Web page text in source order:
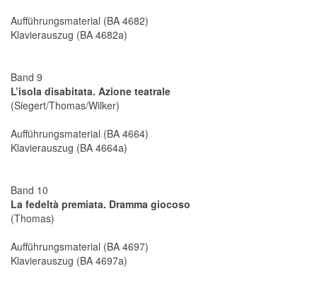
Aufführungsmaterial (BA 4682)
Klavierauszug (BA 4682a)
Band 9
L’isola disabitata. Azione teatrale
(Siegert/Thomas/Wilker)
Aufführungsmaterial (BA 4664)
Klavierauszug (BA 4664a)
Band 10
La fedeltà premiata. Dramma giocoso
(Thomas)
Aufführungsmaterial (BA 4697)
Klavierauszug (BA 4697a)